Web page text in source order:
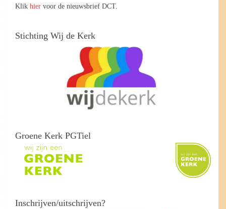
Klik hier voor de nieuwsbrief DCT.
Stichting Wij de Kerk
Groene Kerk PGTiel
Inschrijven/uitschrijven?